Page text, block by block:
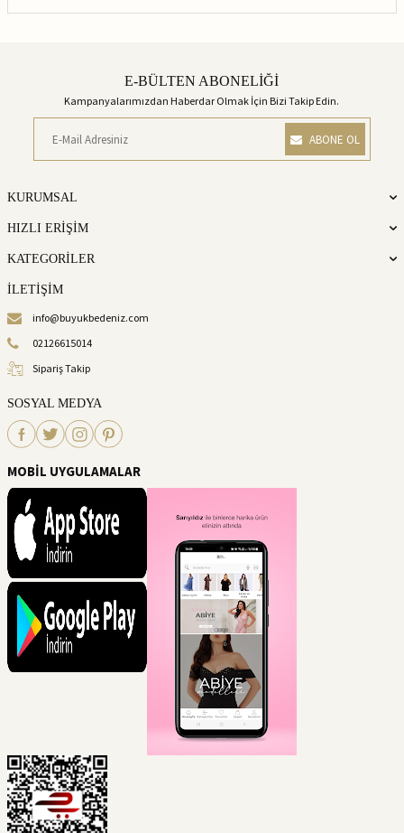
E-BÜLTEN ABONELİĞİ
Kampanyalarımızdan Haberdar Olmak İçin Bizi Takip Edin.
ABONE OL
KURUMSAL
HIZLI ERİŞİM
KATEGORİLER
İLETİŞİM
info@buyukbedeniz.com
02126615014
Sipariş Takip
SOSYAL MEDYA
MOBİL UYGULAMALAR